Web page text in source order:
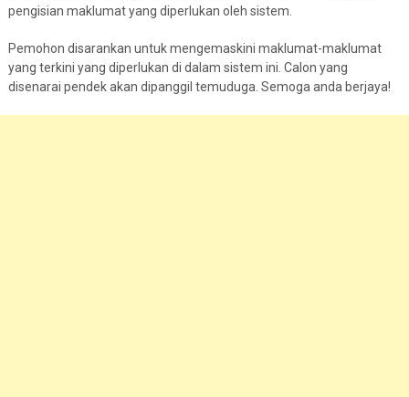
pengisian maklumat yang diperlukan oleh sistem.
Pemohon disarankan untuk mengemaskini maklumat-maklumat
yang terkini yang diperlukan di dalam sistem ini. Calon yang
disenarai pendek akan dipanggil temuduga. Semoga anda berjaya!